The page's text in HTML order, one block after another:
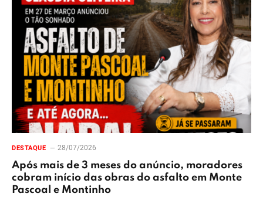
DESTAQUE 28/07/2026
Após mais de 3 meses do anúncio, moradores
cobram início das obras do asfalto em Monte
Pascoal e Montinho